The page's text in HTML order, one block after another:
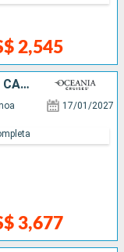
2,545
INDONESIA, SINGAPURA, TAILÃNDIA, CAMBOJA
17/01/2027
3,677